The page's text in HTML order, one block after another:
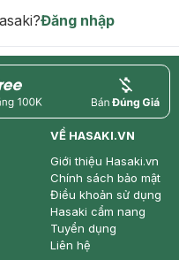
Đăng nhập
price
VỀ HASAKI.VN
Giới thiệu Hasaki.vn
Chính sách bảo mật
Điều khoản sử dụng
Hasaki cẩm nang
Tuyển dụng
Liên hệ